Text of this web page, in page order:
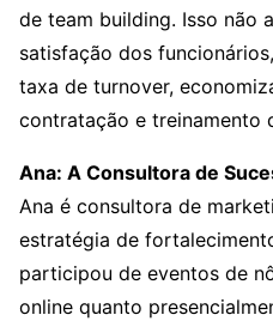
de team building. Isso não
satisfação dos
taxa de turnover,
contratação e treinamento
Ana: A Consultora de
Ana é consultora de
estratégia de
participou de eventos de
online quanto